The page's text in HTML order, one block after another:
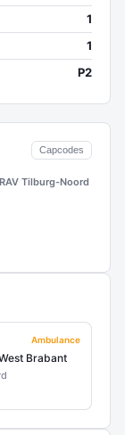
Capcodes
Tilburg-Noord
Ambulance
Brabant
1
1
P2